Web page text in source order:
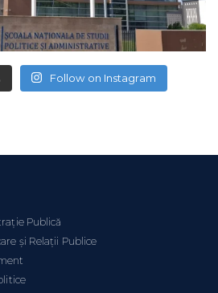
Follow on Instagram
Publică
și Relații Publice